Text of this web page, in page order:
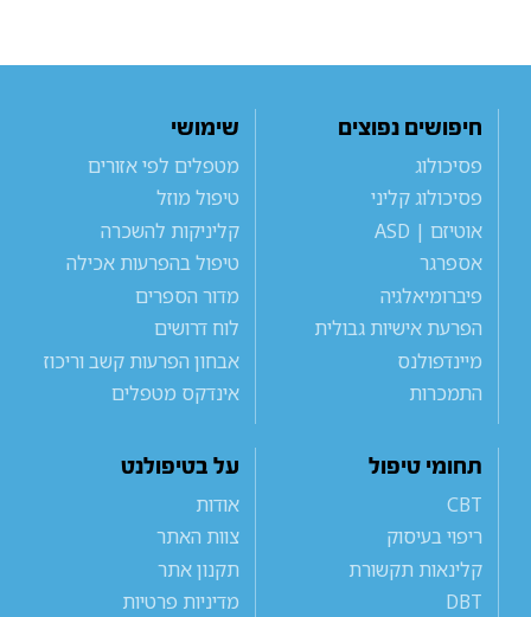
חיפושים נפוצים
פסיכולוג
פסיכולוג קליני
אוטיזם | ASD
אספרגר
פיברומיאלגיה
הפרעת אישיות גבולית
מיינדפולנס
התמכרות
שימושי
מטפלים לפי אזורים
טיפול מוזל
קליניקות להשכרה
טיפול בהפרעות אכילה
מדור הספרים
לוח דרושים
אבחון הפרעות קשב וריכוז
אינדקס מטפלים
תחומי טיפול
CBT
ריפוי בעיסוק
קלינאות תקשורת
DBT
על בטיפולנט
אודות
צוות האתר
תקנון אתר
מדיניות פרטיות